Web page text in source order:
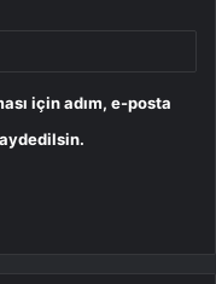
için adım, e-posta